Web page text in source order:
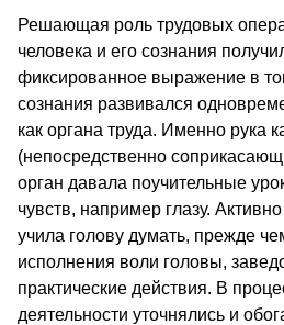
Решающая роль трудовых
человека и его сознания
фиксированное выражение в
сознания развивался
как органа труда. Именно рука
(непосредственно
орган давала поучительные
чувств, например глазу.
учила голову думать, прежде
исполнения воли головы,
практические действия. В
деятельности уточнялись и